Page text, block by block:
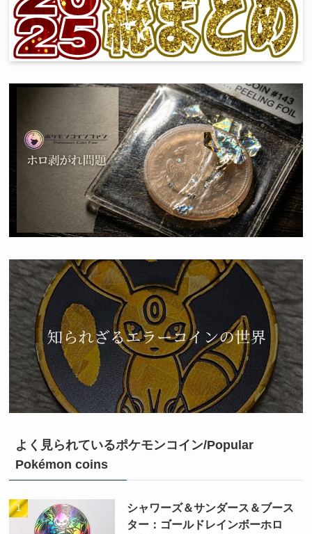
よく見られているポケモンコイン/Popular
Pokémon coins
シャワーズ＆サンダース＆ブース
ター：ゴールドレインボーホロ